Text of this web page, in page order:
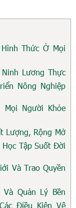
Thức Ở Mọi
Lương Thực
Nông Nghiệp
Mọi Người Khỏe
Lượng, Rộng Mở
Học Tập Suốt Đời
Và Trao Quyền
Quản Lý Bền
Điều Kiện Vệ